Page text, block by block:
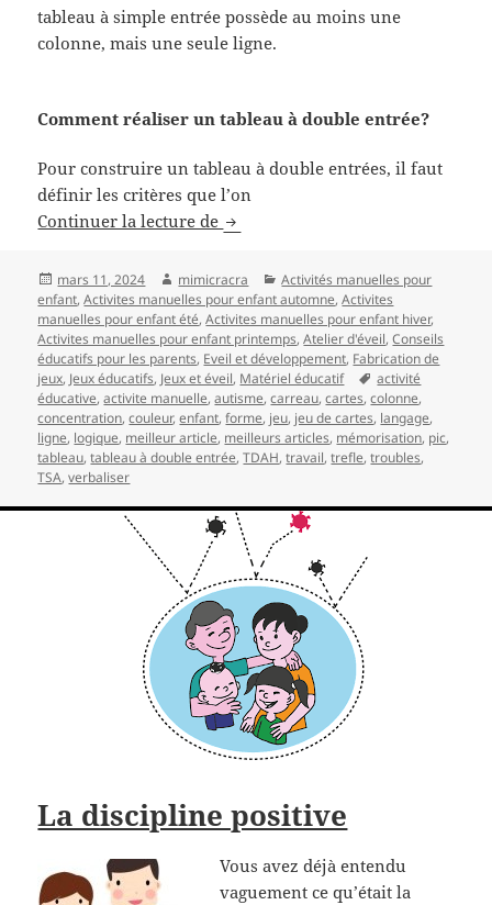
tableau à simple entrée possède au moins une
colonne, mais une seule ligne.
Comment réaliser un tableau à double entrée?
Pour construire un tableau à double entrées, il faut
définir les critères que l’on
Continuer la lecture de Tableau à double entrées
Publié
le
mars 11, 2024 Auteur
mimicracra Catégories
Activités manuelles pour
enfant,Activites manuelles pour enfant automne,Activites
manuelles pour enfant été,Activites manuelles pour enfant hiver,
Activites manuelles pour enfant printemps,Atelier d'éveil,Conseils
éducatifs pour les parents, Eveil et développement, Fabrication de
jeux, Jeux éducatifs, Jeux et éveil, Matériel éducatif
Mots-
clés
activité
éducative,activite manuelle,autisme,carreau,cartes,colonne,
concentration,couleur,enfant,forme, jeu, jeu de cartes, langage,
ligne, logique, meilleur article, meilleurs articles, mémorisation, pic,
tableau,tableau à double entrée,TDAH,travail,trefle,troubles,
TSA,verbaliser
La discipline positive
Vous avez déjà entendu
vaguement ce qu’était la